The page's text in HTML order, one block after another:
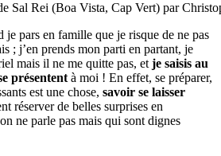
Sal Rei (Boa Vista, Cap Vert) par
je pars en famille que je risque de ne pas
; j’en prends mon parti en partant, je
mais il ne me quitte pas, et je saisis au
présentent à moi ! En effet, se préparer,
est une chose, savoir se laisser
réserver de belles surprises en
ne parle pas mais qui sont dignes